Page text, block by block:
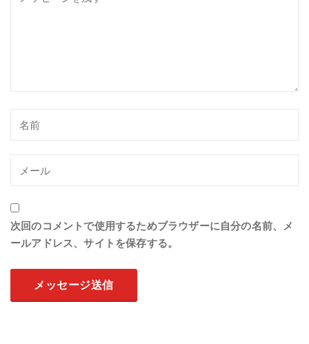
次回のコメントで使用するためブラウザーに自分の名前、メ
ールアドレス、サイトを保存する。